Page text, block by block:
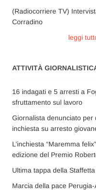
(Radiocorriere TV)
Corradino
leggi
ATTIVITÀ
16 indagati e 5 arresti a
sfruttamento sul lavoro
Giornalista denunciato per
inchiesta su arresto
L’inchiesta “Maremma
edizione del Premio
Ultima tappa della
Marcia della pace